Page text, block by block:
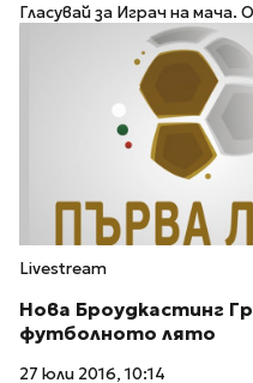
Гласувай за Играч на
Livestream
Нова Броудкастинг
футболното лято
27 юли 2016, 10:14